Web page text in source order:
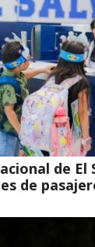
de El
de